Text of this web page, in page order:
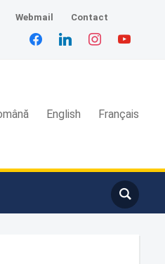
Webmail Contact
facebooklinkedin instagramyoutube
English Français